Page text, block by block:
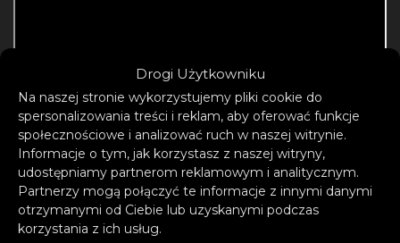
Drogi Użytkowniku
Na naszej stronie wykorzystujemy pliki cookie do
spersonalizowania treści i reklam, aby oferować funkcje
społecznościowe i analizować ruch w naszej witrynie.
Informacje o tym, jak korzystasz z naszej witryny,
udostępniamy partnerom reklamowym i analitycznym.
Partnerzy mogą połączyć te informacje z innymi danymi
otrzymanymi od Ciebie lub uzyskanymi podczas
korzystania z ich usług.
Florence Road to żeński kwartet z Wicklow w
Irlandii. Zespół tworzą przyjaciółki z